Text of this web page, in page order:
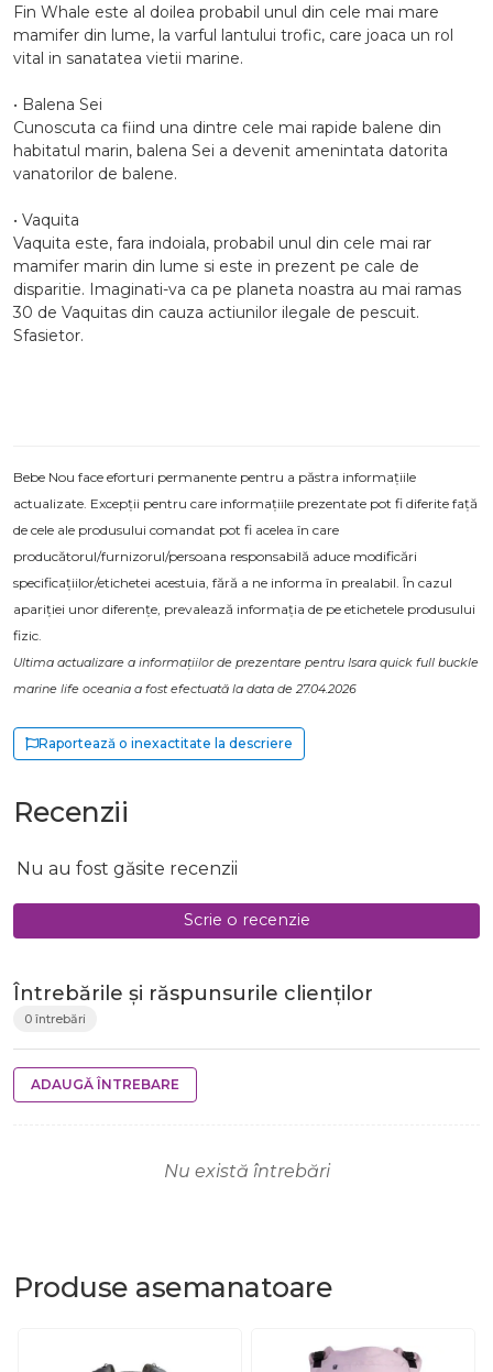
Fin Whale este al doilea probabil unul din cele mai mare
mamifer din lume, la varful lantului trofic, care joaca un rol
vital in sanatatea vietii marine.
• Balena Sei
Cunoscuta ca fiind una dintre cele mai rapide balene din
habitatul marin, balena Sei a devenit amenintata datorita
vanatorilor de balene.
• Vaquita
Vaquita este, fara indoiala, probabil unul din cele mai rar
mamifer marin din lume si este in prezent pe cale de
disparitie. Imaginati-va ca pe planeta noastra au mai ramas
30 de Vaquitas din cauza actiunilor ilegale de pescuit.
Sfasietor.
Bebe Nou face eforturi permanente pentru a păstra informațiile
actualizate. Excepții pentru care informațiile prezentate pot fi diferite față
de cele ale produsului comandat pot fi acelea în care
producătorul/furnizorul/persoana responsabilă aduce modificări
specificațiilor/etichetei acestuia, fără a ne informa în prealabil. În cazul
apariției unor diferențe, prevalează informația de pe etichetele produsului
fizic.
Ultima actualizare a informațiilor de prezentare pentru Isara quick full buckle
marine life oceania a fost efectuată la data de 27.04.2026
Raportează o inexactitate la descriere
Recenzii
Nu au fost găsite recenzii
Scrie o recenzie
Întrebările și răspunsurile clienților
0 întrebări
ADAUGĂ ÎNTREBARE
Nu există întrebări
Produse asemanatoare